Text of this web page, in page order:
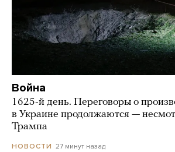
Война
1625-й день. Переговоры о
в Украине продолжаются —
Трампа
НОВОСТИ 27 минут назад